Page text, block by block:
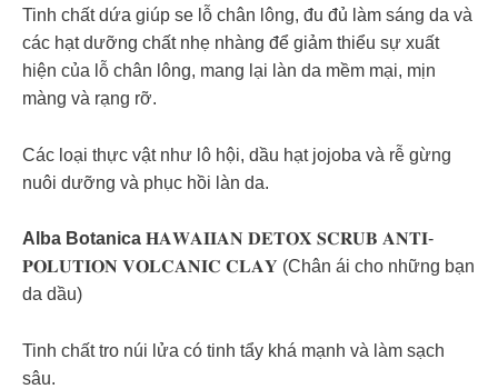
Tinh chất dứa giúp se lỗ chân lông, đu đủ làm sáng da và
các hạt dưỡng chất nhẹ nhàng để giảm thiểu sự xuất
hiện của lỗ chân lông, mang lại làn da mềm mại, mịn
màng và rạng rỡ.
Các loại thực vật như lô hội, dầu hạt jojoba và rễ gừng
nuôi dưỡng và phục hồi làn da.
Alba Botanica 𝐇𝐀𝐖𝐀𝐈𝐈𝐀𝐍 𝐃𝐄𝐓𝐎𝐗 𝐒𝐂𝐑𝐔𝐁 𝐀𝐍𝐓𝐈-
𝐏𝐎𝐋𝐔𝐓𝐈𝐎𝐍 𝐕𝐎𝐋𝐂𝐀𝐍𝐈𝐂 𝐂𝐋𝐀𝐘 (Chân ái cho những bạn
da dầu)
Tinh chất tro núi lửa có tinh tẩy khá mạnh và làm sạch
sâu.